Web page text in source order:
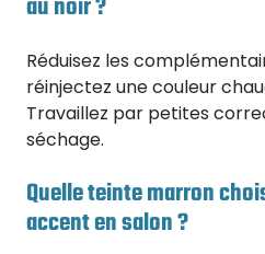
au noir ?
Réduisez les
réinjectez une couleur
Travaillez par petites
séchage.
Quelle teinte marron
accent en salon ?